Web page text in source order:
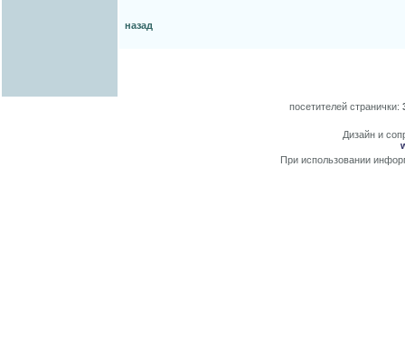
назад
посетителей странички:
Дизайн и
При использовании